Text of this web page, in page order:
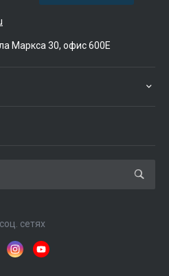
Маркса 30, офис 600Е
сетях